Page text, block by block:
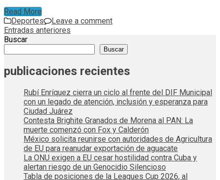
Read More
Deportes
Leave a comment
Navegación
de
Entradas anteriores
Buscar
Buscar
publicaciones recientes
Rubí Enríquez cierra un ciclo al frente del DIF Municipal
con un legado de atención, inclusión y esperanza para
Ciudad Juárez
Contesta Brighite Granados de Morena al PAN: La
muerte comenzó con Fox y Calderón
México solicita reunirse con autoridades de Agricultura
de EU para reanudar exportación de aguacate
La ONU exigen a EU cesar hostilidad contra Cuba y
alertan riesgo de un Genocidio Silencioso
Tabla de posiciones de la Leagues Cup 2026, al